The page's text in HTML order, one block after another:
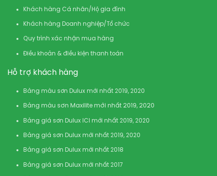
Khách hàng Cá nhân/Hộ gia đình
Khách hàng Doanh nghiệp/Tổ chức
Quy trình xác nhận mua hàng
Điều khoản & điều kiện thanh toán
Hỗ trợ khách hàng
Bảng màu sơn Dulux mới nhất 2019, 2020
Bảng màu sơn Maxilite mới nhất 2019, 2020
Bảng giá sơn Dulux ICI mới nhất 2019, 2020
Bảng giá sơn Dulux mới nhất 2019, 2020
Bảng giá sơn Dulux mới nhất 2018
Bảng giá sơn Dulux mới nhất 2017